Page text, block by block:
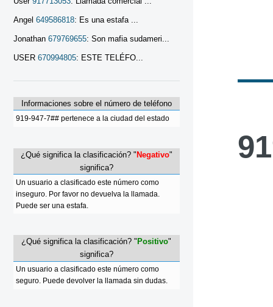
Angel 649586818: Es una estafa ...
Jonathan 679769655: Son mafia sudameri...
USER 670994805: ESTE TELÉFO...
Informaciones sobre el número de teléfono
919-947-7## pertenece a la ciudad del estado
¿Qué significa la clasificación? "Negativo"
significa?
Un usuario a clasificado este número como
inseguro. Por favor no devuelva la llamada.
Puede ser una estafa.
¿Qué significa la clasificación? " Positivo"
significa?
Un usuario a clasificado este número como
seguro. Puede devolver la llamada sin dudas.